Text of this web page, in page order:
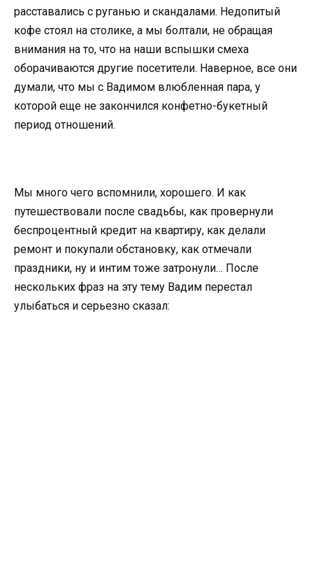
расставались с руганью и скандалами. Недопитый
кофе стоял на столике, а мы болтали, не обращая
внимания на то, что на наши вспышки смеха
оборачиваются другие посетители. Наверное, все они
думали, что мы с Вадимом влюбленная пара, у
которой еще не закончился конфетно-букетный
период отношений.
Мы много чего вспомнили, хорошего. И как
путешествовали после свадьбы, как провернули
беспроцентный кредит на квартиру, как делали
ремонт и покупали обстановку, как отмечали
праздники, ну и интим тоже затронули… После
нескольких фраз на эту тему Вадим перестал
улыбаться и серьезно сказал: